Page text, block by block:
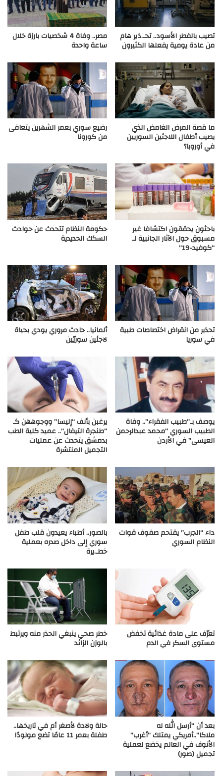
تصيب بالفطر الأسود.. تحـ.ذير هام
من عادة يومية يفعلها الكثيرون
مصر.. وفاة 4 شخصيات بارزة خلال
ساعة واحدة
ما قصة المرض الغامض الذي
يصيب أطفال اللاجئين السوريين
في أوروبا؟
رضيع سوري بعمر الشهرين يتعافى
من كورونا
باحثون يحققون اكتشافا غير
مسبوق حول الآثار الجانبية لـ
“كوفيد-19”
حكومة النظام تتحدث عن حوادث
السكك الحديدية
تحذير من انقراض اختصاصات طبية
في سوريا
ألمانيا.. حادث مروري يودي بحياة
لاجئين سوريّين
يوصف بـ”طبيب الفقراء”.. وفاة
الطبيب السوري “محمد عبدالرحمن
العيسى” في الأردن
يرغبن بأنف “إليسا” ووجوههن كـ
“طنجرة التيفال”.. عميد كلية الطب
بدمشق يتحدث عن عمليات
التجميل المنتشرة
داء “الجرب” يقتحم صفوف قوات
النظام السوري
بالصور.. أطباء يعيدون قلب طفل
سوري إلى داخل صدره بعملية
خطـ.يرة
تعرّف على مادة غذائية تخفض
مستوى السكر في الدم
خطر صحي ينبغي الحذر منه ويرتبط
بالوزن الزائد
بعد أن “أرسل الله له
ملاكا”..أمريكي يمتلك “أغرب”
الأنوف في العالم يخضع لعملية
تجميل (صور)
حالة ولادة لأصغر أم في تاريخها..
طفلة بعمر 11 عامًا تضع مولودًا